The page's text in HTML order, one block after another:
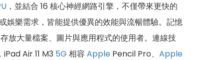
，並結合 16 核心神經網路引擎，不僅帶來更快的
娛樂需求，皆能提供優異的效能與流暢體驗。記憶
放大量檔案、圖片與應用程式的使用者。連線技
Air 11 M3 5G 相容 Apple Pencil Pro、 Apple